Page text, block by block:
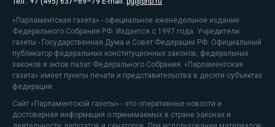
«Парламентская газета» - официальное еженедельное издание
Федерального Собрания РФ. Издается с 1997 года. Учредители
газеты - Государственная Дума и Совет Федерации РФ. Официальный
публикатор федеральных конституционных законов, федеральных
законов и актов палат Федерального Собрания. «Парламентская
газета» имеет пункты печати и представительства в десяти субъектах
федерации.
Сайт «Парламентской газеты» - это оперативные новости и
достоверная информация о принимаемых в стране законах и